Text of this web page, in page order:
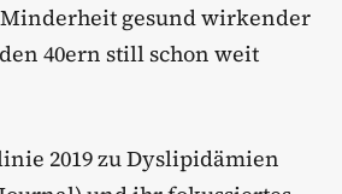
gesund wirkender
40ern still schon weit
2019 zu Dyslipidämien